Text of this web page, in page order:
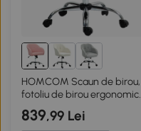
HOMCOM Scaun de birou,
fotoliu de birou ergonomic,
înălțime reglabilă, cu scaun
și spătar umplute, roz
839,99 Lei